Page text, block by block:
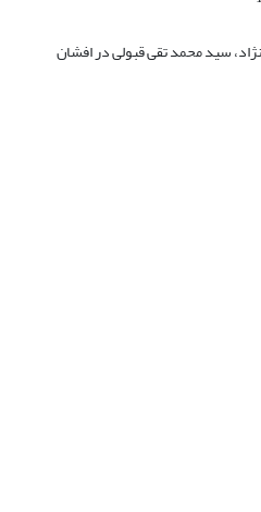
سید محمد تقی قبولی در افشان